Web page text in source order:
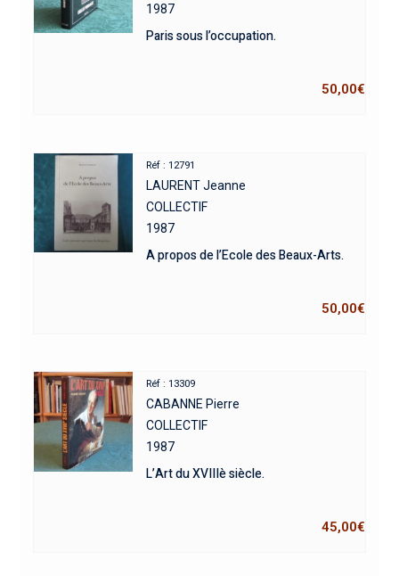
1987
Paris sous l’occupation.
50,00€
Réf : 12791
LAURENT Jeanne
COLLECTIF
1987
A propos de l’Ecole des Beaux-Arts.
50,00€
Réf : 13309
CABANNE Pierre
COLLECTIF
1987
L’Art du XVIIIè siècle.
45,00€